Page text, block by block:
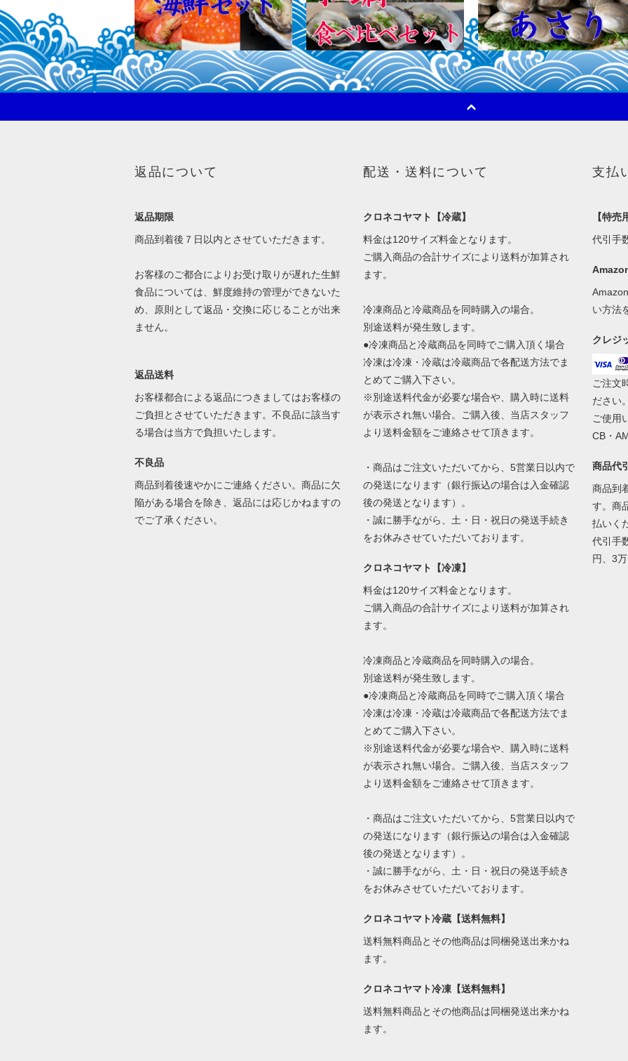
返品について
返品期限
商品到着後７日以内とさせていただきます。
お客様のご都合によりお受け取りが遅れた生鮮
食品については、鮮度維持の管理ができないた
め、原則として返品・交換に応じることが出来
ません。
返品送料
お客様都合による返品につきましてはお客様の
ご負担とさせていただきます。不良品に該当す
る場合は当方で負担いたします。
不良品
商品到着後速やかにご連絡ください。商品に欠
陥がある場合を除き、返品には応じかねますの
でご了承ください。
配送・送料について
クロネコヤマト【冷蔵】
料金は120サイズ料金となります。
ご購入商品の合計サイズにより送料が加算され
ます。
冷凍商品と冷蔵商品を同時購入の場合。
別途送料が発生致します。
●冷凍商品と冷蔵商品を同時でご購入頂く場合
冷凍は冷凍・冷蔵は冷蔵商品で各配送方法でま
とめてご購入下さい。
※別途送料代金が必要な場合や、購入時に送料
が表示され無い場合。ご購入後、当店スタッフ
より送料金額をご連絡させて頂きます。
・商品はご注文いただいてから、5営業日以内で
の発送になります（銀行振込の場合は入金確認
後の発送となります）。
・誠に勝手ながら、土・日・祝日の発送手続き
をお休みさせていただいております。
クロネコヤマト【冷凍】
料金は120サイズ料金となります。
ご購入商品の合計サイズにより送料が加算され
ます。
冷凍商品と冷蔵商品を同時購入の場合。
別途送料が発生致します。
●冷凍商品と冷蔵商品を同時でご購入頂く場合
冷凍は冷凍・冷蔵は冷蔵商品で各配送方法でま
とめてご購入下さい。
※別途送料代金が必要な場合や、購入時に送料
が表示され無い場合。ご購入後、当店スタッフ
より送料金額をご連絡させて頂きます。
・商品はご注文いただいてから、5営業日以内で
の発送になります（銀行振込の場合は入金確認
後の発送となります）。
・誠に勝手ながら、土・日・祝日の発送手続き
をお休みさせていただいております。
クロネコヤマト冷蔵【送料無料】
送料無料商品とその他商品は同梱発送出来かね
ます。
クロネコヤマト冷凍【送料無料】
送料無料商品とその他商品は同梱発送出来かね
ます。
支払
【特売
代引手
い方法
クレジ
ご注文
ださい
ご使用
CB・
商品代
商品到
す。商
払いく
代引手
円、3